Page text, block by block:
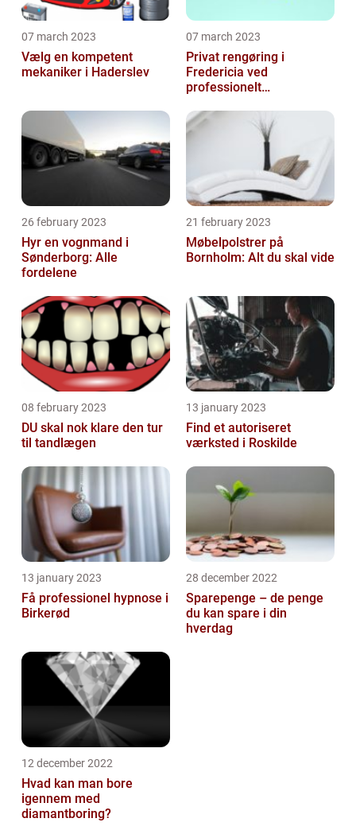
07 march 2023
Vælg en kompetent
mekaniker i Haderslev
07 march 2023
Privat rengøring i
Fredericia ved
professionelt
26 february 2023
Hyr en vognmand i
Sønderborg: Alle
fordelene
21 february 2023
Møbelpolstrer på
Bornholm: Alt du skal vide
08 february 2023
DU skal nok klare den tur
til tandlægen
13 january 2023
Find et autoriseret
værksted i Roskilde
13 january 2023
Få professionel hypnose i
Birkerød
28 december 2022
Sparepenge – de penge
du kan spare i din
hverdag
12 december 2022
Hvad kan man bore
igennem med
diamantboring?